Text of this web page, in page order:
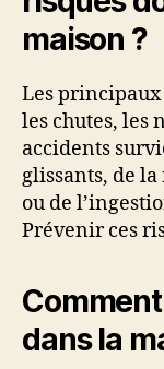
maison ?
Les
les chutes, les
accidents
glissants, de la
ou de
Prévenir ces
dans la